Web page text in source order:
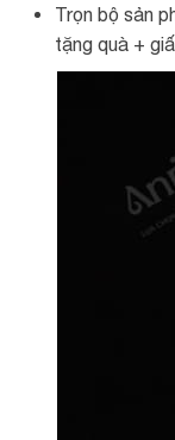
Trọn bộ sản
tặng quà +